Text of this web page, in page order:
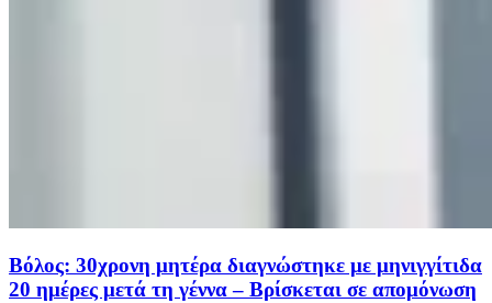
Βόλος: 30χρονη μητέρα διαγνώστηκε με μηνιγγίτιδα
20 ημέρες μετά τη γέννα – Βρίσκεται σε απομόνωση